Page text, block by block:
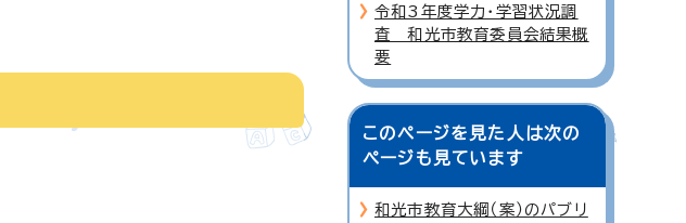
令和3年度学力・学習状況調
査 和光市教育委員会結果概
要
このページを見た人は次の
ページも見ています
和光市教育大綱（案）のパブリ